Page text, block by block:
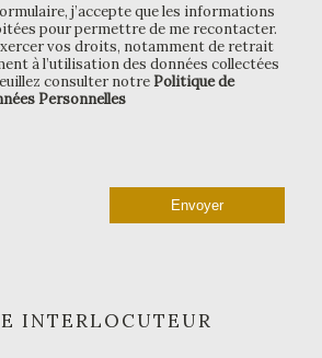
j’accepte que les informations
pour permettre de me recontacter.
vos droits, notamment de retrait
à l’utilisation des données collectées
consulter notrePolitique de
Personnelles
INTERLOCUTEUR